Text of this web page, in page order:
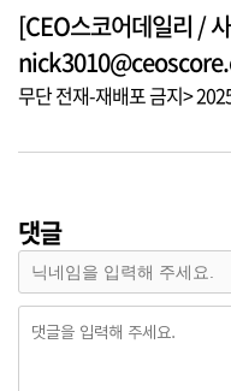
[CEO스코어데일리 /
무단 전재-재배포 금지>
댓글